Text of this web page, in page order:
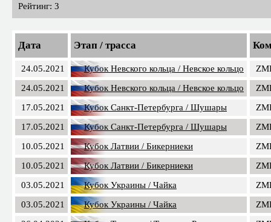
Рейтинг: 3
Дата Этап / трасса
24.05.2021 Кубок Невского кольца / Невское кольцо
24.05.2021
Кубок Невского кольца / Невское кольцо
17.05.2021
Кубок Санкт-Петербурга / Шушары
17.05.2021
Кубок Санкт-Петербурга / Шушары
10.05.2021
Кубок Латвии / Бикерниеки
10.05.2021
Кубок Латвии / Бикерниеки
03.05.2021
Кубок Украины / Чайка
03.05.2021
Кубок Украины / Чайка